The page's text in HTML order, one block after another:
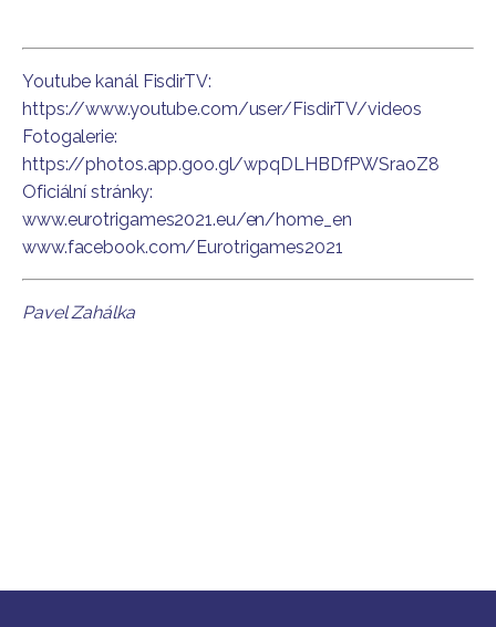
Youtube kanál FisdirTV:
https://www.youtube.com/user/FisdirTV/videos
Fotogalerie:
https://photos.app.goo.gl/wpqDLHBDfPWSraoZ8
Oficiální stránky:
www.eurotrigames2021.eu/en/home_en
www.facebook.com/Eurotrigames2021
Pavel Zahálka